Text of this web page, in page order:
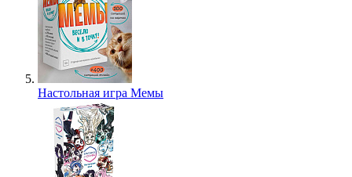
Настольная игра Мемы